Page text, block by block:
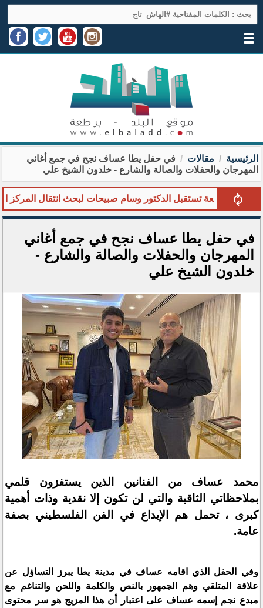
الرئيسية مقالات
في حفل يطا عساف نجح في جمع أغاني
المهرجان والحفلات والصالة والشارع - خلدون الشيخ علي
برطعة تستقبل الدكتور وسام صبيحات لبحث انتقال المركز
في حفل يطا عساف نجح في جمع أغاني
المهرجان والحفلات والصالة والشارع -
خلدون الشيخ علي
محمد عساف من الفنانين الذين يستفزون قلمي
بملاحظاتي الثاقبة والتي لن تكون إلا نقدية وذات أهمية
كبرى ، تحمل هم الإبداع في الفن الفلسطيني بصفة
عامة.
وفي الحفل الذي اقامه عساف في مدينة يطا يبرز التساؤل عن
علاقة المتلقي وهم الجمهور بالنص والكلمة واللحن والتناغم مع
مبدع نجم إسمه عساف على اعتبار أن هذا المزيج هو سر محتوى